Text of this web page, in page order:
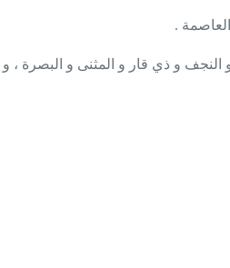
و ذي قار و المثنى و البصرة ،